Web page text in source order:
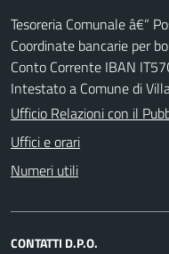
Tesoreria Comunale â€“
Coordinate bancarie per
Conto Corrente IBAN
Intestato a Comune di
Ufficio Relazioni con il
Uffici e orari
Numeri utili
CONTATTI D.P.O.